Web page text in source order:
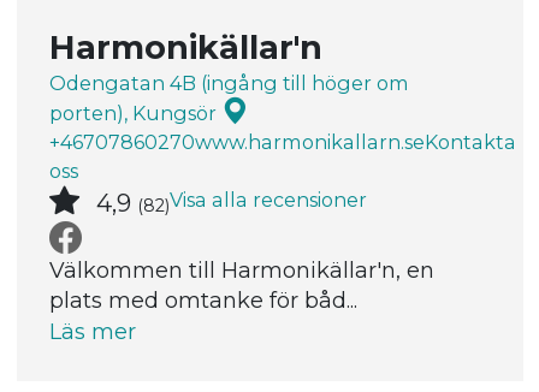
Harmonikällar'n
Odengatan 4B (ingång till höger om
porten), Kungsör
+46707860270www.harmonikallarn.seKontakta
oss
4,9 (82)Visa alla recensioner
Välkommen till Harmonikällar'n, en
plats med omtanke för båd...
Läs mer